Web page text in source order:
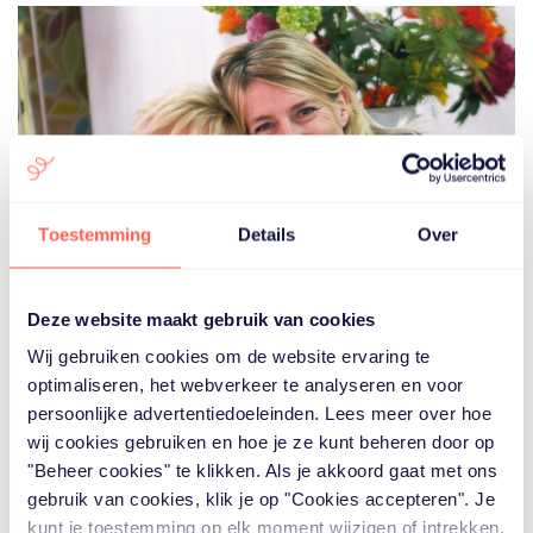
Toestemming Details Over
Deze website maakt gebruik van cookies
Wij gebruiken cookies om de website ervaring te
optimaliseren, het webverkeer te analyseren en voor
persoonlijke advertentiedoeleinden. Lees meer over hoe
wij cookies gebruiken en hoe je ze kunt beheren door op
"Beheer cookies" te klikken. Als je akkoord gaat met ons
gebruik van cookies, klik je op "Cookies accepteren". Je
kunt je toestemming op elk moment wijzigen of intrekken.
Je bent sneller mantelzorgerdan je
denkt
Veel mensen die intensief voor een naaste zorgen, zien
zichzelf niet als mantelzorger. Ze zorgen vanuit liefde en